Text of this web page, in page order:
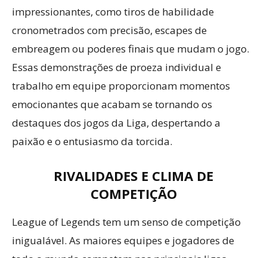
impressionantes, como tiros de habilidade
cronometrados com precisão, escapes de
embreagem ou poderes finais que mudam o jogo.
Essas demonstrações de proeza individual e
trabalho em equipe proporcionam momentos
emocionantes que acabam se tornando os
destaques dos jogos da Liga, despertando a
paixão e o entusiasmo da torcida.
RIVALIDADES E CLIMA DE
COMPETIÇÃO
League of Legends tem um senso de competição
inigualável. As maiores equipes e jogadores de